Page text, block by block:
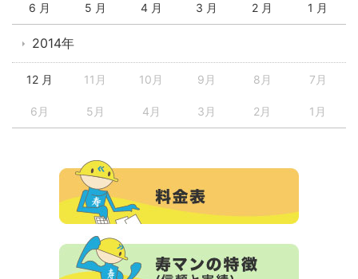
6 月 5 月 4 月 3 月 2 月 1 月
2014年
12 月 11月 10月 9月 8月 7月
6月 5月 4月 3月 2月 1月